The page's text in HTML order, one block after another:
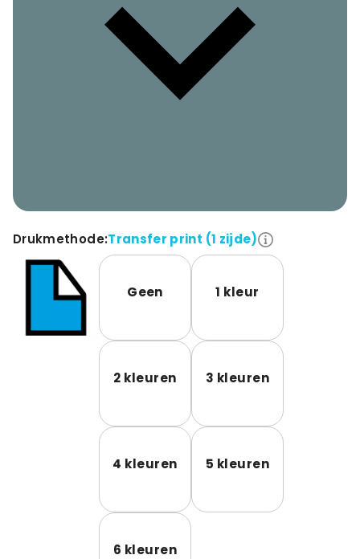
Drukmethode:Transfer print (1 zijde)
Geen 1 kleur
2 kleuren 3 kleuren
4 kleuren 5 kleuren
6 kleuren